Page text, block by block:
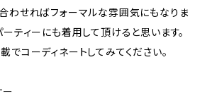
わせればフォーマルな雰囲気にもなりま
ティーにも着用して頂けると思います。
コーディネートしてみてください。
ー